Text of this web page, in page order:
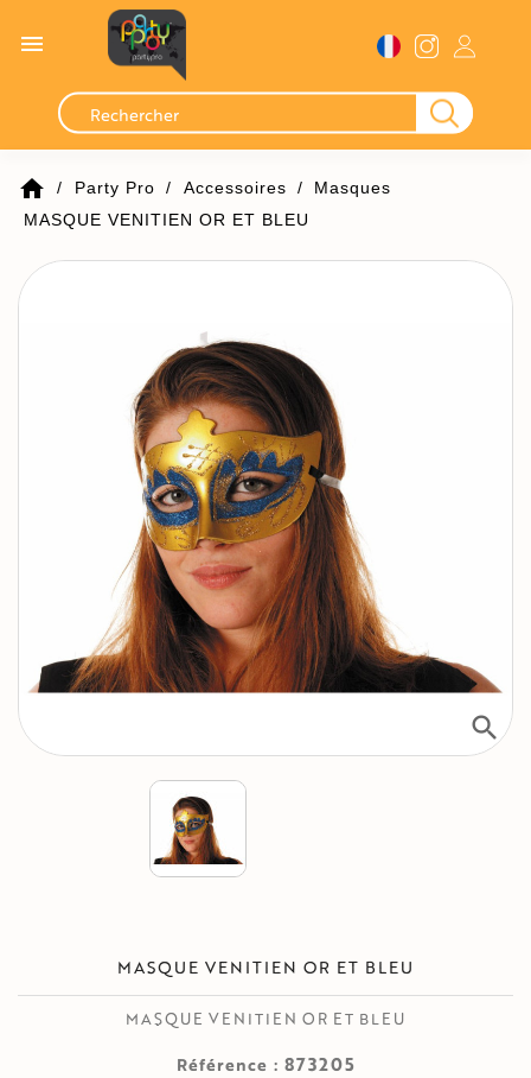

home Party Pro Accessoires
Masques
MASQUE VENITIEN OR ET BLEU
search
MASQUE VENITIEN OR ET BLEU
MASQUE VENITIEN OR ET BLEU
Référence : 873205